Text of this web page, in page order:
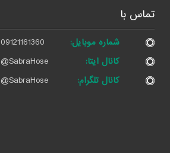
تماس با
شماره موبایل:
09121161360
کانال ایتا:
@SabraHose
کانال تلگرام:
@SabraHose